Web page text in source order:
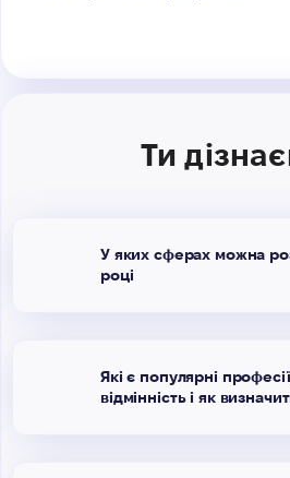
Ти
У яких сферах можна
році
Які є популярні
відмінність і як